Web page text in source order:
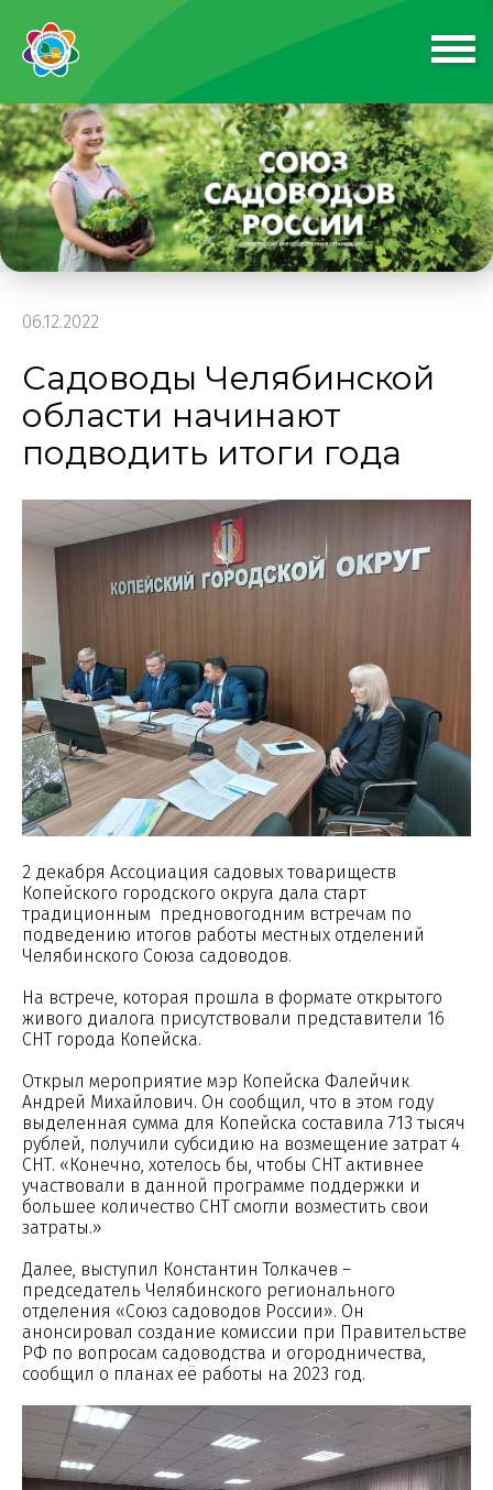
06.12.2022
Садоводы Челябинской
области начинают
подводить итоги года
2 декабря Ассоциация садовых товариществ
Копейского городского округа дала старт
традиционным предновогодним встречам по
подведению итогов работы местных отделений
Челябинского Союза садоводов.
На встрече, которая прошла в формате открытого
живого диалога присутствовали представители 16
СНТ города Копейска.
Открыл мероприятие мэр Копейска Фалейчик
Андрей Михайлович. Он сообщил, что в этом году
выделенная сумма для Копейска составила 713 тысяч
рублей, получили субсидию на возмещение затрат 4
СНТ. «Конечно, хотелось бы, чтобы СНТ активнее
участвовали в данной программе поддержки и
большее количество СНТ смогли возместить свои
затраты.»
Далее, выступил Константин Толкачев –
председатель Челябинского регионального
отделения «Союз садоводов России». Он
анонсировал создание комиссии при Правительстве
РФ по вопросам садоводства и огородничества,
сообщил о планах её работы на 2023 год.